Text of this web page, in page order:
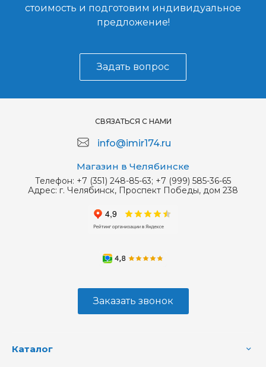
стоимость и подготовим индивидуальное
предложение!
Задать вопрос
СВЯЗАТЬСЯ С НАМИ
info@imir174.ru
Магазин в Челябинске
Телефон: +7 (351) 248-85-63; +7 (999) 585-36-65
Адрес: г. Челябинск, Проспект Победы, дом 238
Заказать звонок
Каталог